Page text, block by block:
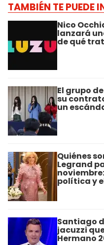
TAMBIÉN TE PUEDE
Nico
lanzará
de qué
El grupo
su
un
Quiénes
Legrand
política y
Santiago
jacuzzi
Hermano